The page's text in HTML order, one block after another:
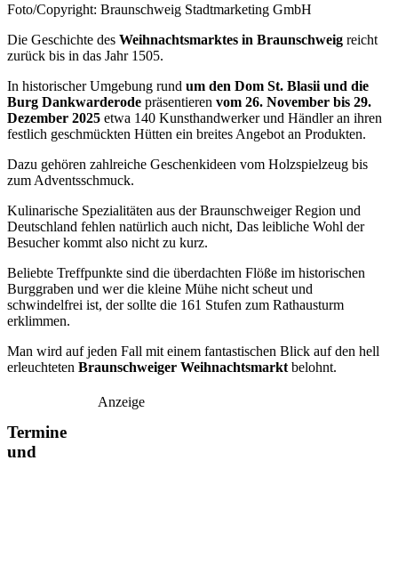
Foto/Copyright: Braunschweig Stadtmarketing GmbH
Die Geschichte des Weihnachtsmarktes in Braunschweig reicht
zurück bis in das Jahr 1505.
In historischer Umgebung rund um den Dom St. Blasii und die
Burg Dankwarderode präsentieren vom 26. November bis 29.
Dezember 2025 etwa 140 Kunsthandwerker und Händler an ihren
festlich geschmückten Hütten ein breites Angebot an Produkten.
Dazu gehören zahlreiche Geschenkideen vom Holzspielzeug bis
zum Adventsschmuck.
Kulinarische Spezialitäten aus der Braunschweiger Region und
Deutschland fehlen natürlich auch nicht, Das leibliche Wohl der
Besucher kommt also nicht zu kurz.
Beliebte Treffpunkte sind die überdachten Flöße im historischen
Burggraben und wer die kleine Mühe nicht scheut und
schwindelfrei ist, der sollte die 161 Stufen zum Rathausturm
erklimmen.
Man wird auf jeden Fall mit einem fantastischen Blick auf den hell
erleuchteten Braunschweiger Weihnachtsmarkt belohnt.
Anzeige
Termine
und